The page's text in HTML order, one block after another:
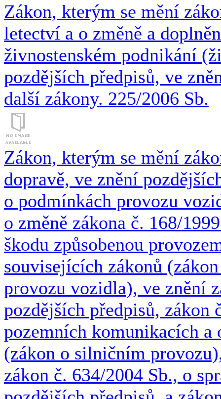
Zákon, kterým se mění
letectví a o změně a
živnostenském podnikání
pozdějších předpisů, ve
další zákony. 225/2006 Sb.
Zákon, kterým se mění
dopravě, ve znění
o podmínkách provozu
o změně zákona č. 168/
škodu způsobenou
souvisejících zákonů
provozu vozidla), ve znění
pozdějších předpisů, zákon
pozemních komunikacích a
(zákon o silničním
zákon č. 634/2004 Sb., o